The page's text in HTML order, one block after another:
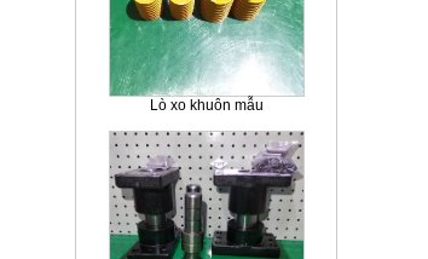
Lò xo khuôn mẫu